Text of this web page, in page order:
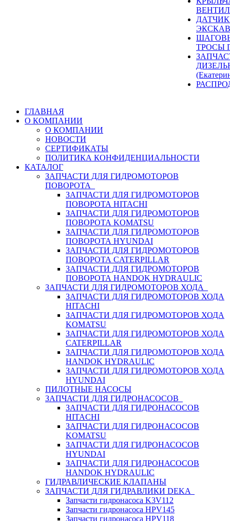
ТРОСЫ
ГЛАВНАЯ
О КОМПАНИИ
О КОМПАНИИ
НОВОСТИ
СЕРТИФИКАТЫ
ПОЛИТИКА КОНФИДЕНЦИАЛЬНОСТИ
КАТАЛОГ
ЗАПЧАСТИ ДЛЯ ГИДРОМОТОРОВ
ПОВОРОТА
ЗАПЧАСТИ ДЛЯ ГИДРОМОТОРОВ
ПОВОРОТА HITACHI
ЗАПЧАСТИ ДЛЯ ГИДРОМОТОРОВ
ПОВОРОТА KOMATSU
ЗАПЧАСТИ ДЛЯ ГИДРОМОТОРОВ
ПОВОРОТА HYUNDAI
ЗАПЧАСТИ ДЛЯ ГИДРОМОТОРОВ
ПОВОРОТА CATERPILLAR
ЗАПЧАСТИ ДЛЯ ГИДРОМОТОРОВ
ПОВОРОТА HANDOK HYDRAULIC
ЗАПЧАСТИ ДЛЯ ГИДРОМОТОРОВ ХОДА
ЗАПЧАСТИ ДЛЯ ГИДРОМОТОРОВ ХОДА
HITACHI
ЗАПЧАСТИ ДЛЯ ГИДРОМОТОРОВ ХОДА
KOMATSU
ЗАПЧАСТИ ДЛЯ ГИДРОМОТОРОВ ХОДА
CATERPILLAR
ЗАПЧАСТИ ДЛЯ ГИДРОМОТОРОВ ХОДА
HANDOK HYDRAULIC
ЗАПЧАСТИ ДЛЯ ГИДРОМОТОРОВ ХОДА
HYUNDAI
ПИЛОТНЫЕ НАСОСЫ
ЗАПЧАСТИ ДЛЯ ГИДРОНАСОСОВ
ЗАПЧАСТИ ДЛЯ ГИДРОНАСОСОВ
HITACHI
ЗАПЧАСТИ ДЛЯ ГИДРОНАСОСОВ
KOMATSU
ЗАПЧАСТИ ДЛЯ ГИДРОНАСОСОВ
HYUNDAI
ЗАПЧАСТИ ДЛЯ ГИДРОНАСОСОВ
HANDOK HYDRAULIC
ГИДРАВЛИЧЕСКИЕ КЛАПАНЫ
ЗАПЧАСТИ ДЛЯ ГИДРАВЛИКИ DEKA
Запчасти гидронасоса K3V112
Запчасти гидронасоса HPV145
Запчасти гидронасоса HPV118